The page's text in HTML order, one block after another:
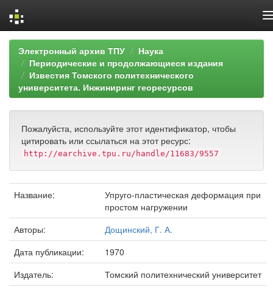
Skip
navigation
Электронный архив ТПУ
Наука
Периодические и продолжающиеся издания
Известия Томского политехнического
университета. Инжиниринг георесурсов
Пожалуйста, используйте этот идентификатор, чтобы
цитировать или ссылаться на этот ресурс:
http://earchive.tpu.ru/handle/11683/9557
Название:
Упруго-пластическая деформация при
простом нагружении
Авторы:
Дощинский, Г. А.
Дата публикации:
1970
Издатель:
Томский политехнический университет